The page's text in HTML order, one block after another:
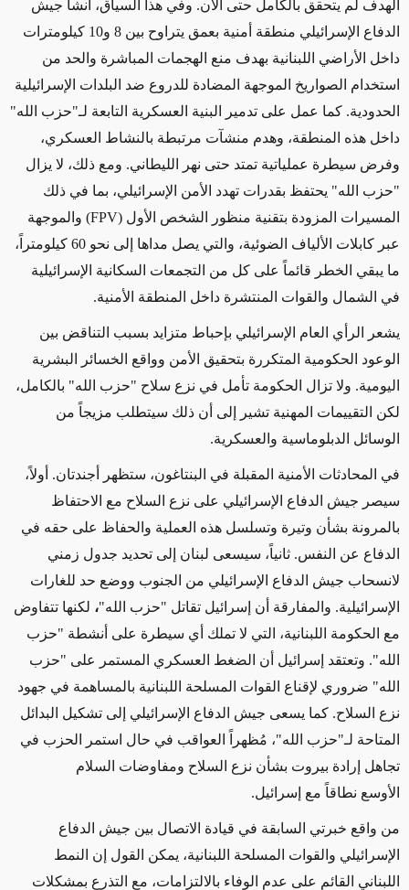
الهدف لم يتحقق بالكامل حتى الآن. وفي هذا السياق، أنشأ جيش
الدفاع الإسرائيلي منطقة أمنية بعمق يتراوح بين 8 و10 كيلومترات
داخل الأراضي اللبنانية بهدف منع الهجمات المباشرة والحد من
استخدام الصواريخ الموجهة المضادة للدروع ضد البلدات الإسرائيلية
الحدودية. كما عمل على تدمير البنية العسكرية التابعة لـ"حزب الله"
داخل هذه المنطقة، وهدم منشآت مرتبطة بالنشاط العسكري،
وفرض سيطرة عملياتية تمتد حتى نهر الليطاني. ومع ذلك، لا يزال
"حزب الله" يحتفظ بقدرات تهدد الأمن الإسرائيلي، بما في ذلك
المسيرات المزودة بتقنية منظور الشخص الأول (FPV)
والموجهة
عبر كابلات الألياف الضوئية، والتي يصل مداها إلى نحو 60 كيلومتراً،
ما يبقي الخطر قائماً على كل من التجمعات السكانية الإسرائيلية
في الشمال والقوات المنتشرة داخل المنطقة الأمنية.
يشعر الرأي العام الإسرائيلي بإحباط متزايد بسبب التناقض بين
الوعود الحكومية المتكررة بتحقيق الأمن وواقع الخسائر البشرية
اليومية. ولا تزال الحكومة تأمل في نزع سلاح "حزب الله" بالكامل،
لكن التقييمات المهنية تشير إلى أن ذلك سيتطلب مزيجاً من
الوسائل الدبلوماسية والعسكرية.
في المحادثات الأمنية المقبلة في البنتاغون، ستظهر أجندتان. أولاً،
سيصر جيش الدفاع الإسرائيلي على نزع السلاح مع الاحتفاظ
بالمرونة بشأن وتيرة وتسلسل هذه العملية والحفاظ على حقه في
الدفاع عن النفس. ثانياً، سيسعى لبنان إلى تحديد جدول زمني
لانسحاب جيش الدفاع الإسرائيلي من الجنوب ووضع حد للغارات
الإسرائيلية. والمفارقة أن إسرائيل تقاتل "حزب الله"، لكنها تتفاوض
مع الحكومة اللبنانية، التي لا تملك أي سيطرة على أنشطة "حزب
الله". وتعتقد إسرائيل أن الضغط العسكري المستمر على "حزب
الله" ضروري لإقناع القوات المسلحة اللبنانية بالمساهمة في جهود
نزع السلاح. كما يسعى جيش الدفاع الإسرائيلي إلى تشكيل البدائل
المتاحة لـ"حزب الله"، مُظهراً العواقب في حال استمر الحزب في
تجاهل إرادة بيروت بشأن نزع السلاح ومفاوضات السلام
الأوسع نطاقاً مع إسرائيل.
من واقع خبرتي السابقة في قيادة الاتصال بين جيش الدفاع
الإسرائيلي والقوات المسلحة اللبنانية، يمكن القول إن النمط
اللبناني القائم على عدم الوفاء بالالتزامات، مع التذرع بمشكلات